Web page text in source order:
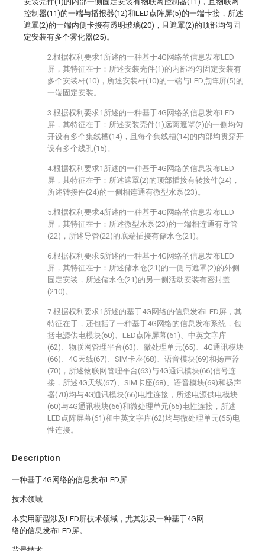
Description
一种基于4G网络的信息发布LED屏
技术领域
本实用新型涉及LED屏技术领域，尤其涉及一种基于4G网
络的信息发布LED屏。
控制器(11)的一端与播报器(12)和LED点阵屏(5)的一端卡接，所述
遮罩(2)的一端内侧卡接有透明玻璃(20)，且遮罩(2)的顶部均匀固
定安装有多个雾化器(25)。
2.根据权利要求1所述的一种基于4G网络的信息发布LED
屏，其特征在于：所述安装壳件(1)的内部均匀固定安装有
多个安装杆(10)，所述安装杆(10)的一端与LED点阵屏(5)的
一端固定安装。
3.根据权利要求1所述的一种基于4G网络的信息发布LED
屏，其特征在于：所述安装壳件(1)远离遮罩(2)的一侧均匀
开设有多个集线槽(14)，且每个集线槽(14)的内部均贯穿开
设有多个线孔(15)。
4.根据权利要求1所述的一种基于4G网络的信息发布LED
屏，其特征在于：所述遮罩(2)的顶部插接有转接件(24)，
所述转接件(24)的一侧相连通有微型水泵(23)。
5.根据权利要求4所述的一种基于4G网络的信息发布LED
屏，其特征在于：所述微型水泵(23)的一端相连通有导管
(22)，所述导管(22)的底端插接有储水仓(21)。
6.根据权利要求5所述的一种基于4G网络的信息发布LED
屏，其特征在于：所述储水仓(21)的一侧与遮罩(2)的外侧
固定安装，所述储水仓(21)的另一侧活动安装有密封盖
(210)。
7.根据权利要求1所述的基于4G网络的信息发布LED屏，其
特征在于，还包括了一种基于4G网络的信息发布系统，包
括电源供电模块(60)、LED点阵屏幕(61)、中英文字库
(62)、物联网管理平台(63)、微处理单元(65)、4G通讯模块
(66)、4G天线(67)、SIM卡座(68)、语音模块(69)和扬声器
(70)，所述物联网管理平台(63)与4G通讯模块(66)信号连
接，所述4G天线(67)、SIM卡座(68)、语音模块(69)和扬声
器(70)均与4G通讯模块(66)电性连接，所述电源供电模块
(60)与4G通讯模块(66)和微处理单元(65)电性连接，所述
LED点阵屏幕(61)和中英文字库(62)均与微处理单元(65)电
性连接。